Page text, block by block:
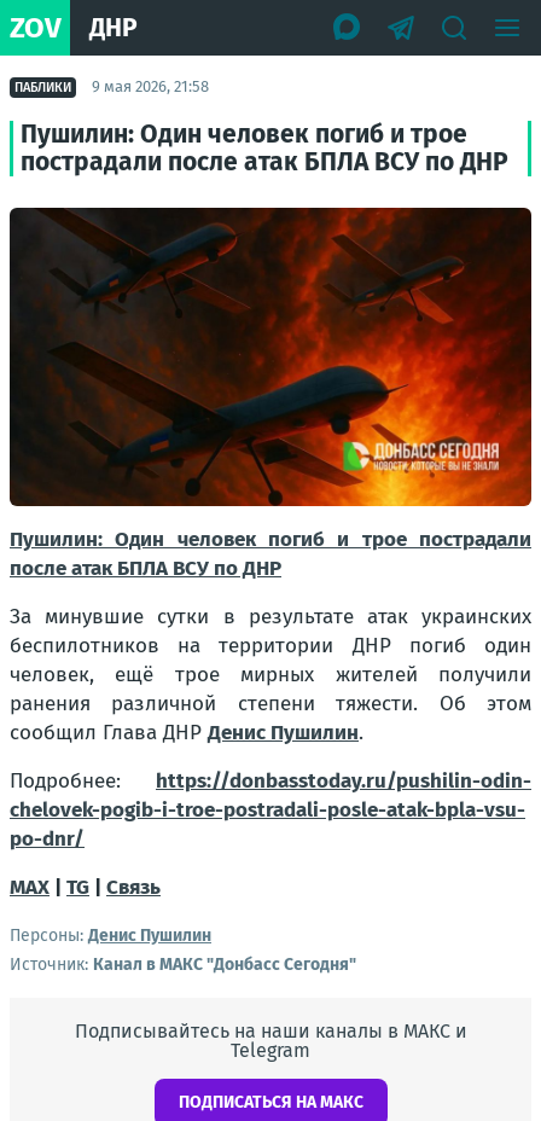
ZOV ДНР
ПАБЛИКИ 9 мая 2026, 21:58
Пушилин: Один человек погиб и трое
пострадали после атак БПЛА ВСУ по ДНР
Пушилин: Один человек погиб и трое пострадали
после атак БПЛА ВСУ по ДНР
За минувшие сутки в результате атак украинских
беспилотников на территории ДНР погиб один
человек, ещё трое мирных жителей получили
ранения различной степени тяжести. Об этом
сообщил Глава ДНРДенис Пушилин.
Подробнее: https://donbasstoday.ru/pushilin-odin-
chelovek-pogib-i-troe-postradali-posle-atak-bpla-vsu-
po-dnr/
MAX | TG | Связь
Персоны: Денис Пушилин
Источник: Канал в МАКС "Донбасс Сегодня"
Подписывайтесь на наши каналы в МАКС и
Telegram
ПОДПИСАТЬСЯ НА МАКС